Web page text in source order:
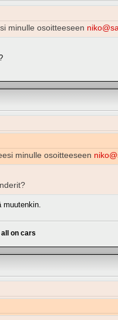
minulle osoitteeseen
minulle osoitteeseen
on cars